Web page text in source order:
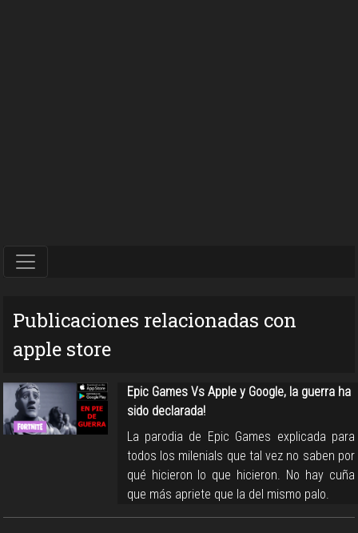
Publicaciones relacionadas con
apple store
Epic Games Vs Apple y Google, la guerra ha
sido declarada!
La parodia de Epic Games explicada para
todos los milenials que tal vez no saben por
qué hicieron lo que hicieron. No hay cuña
que más apriete que la del mismo palo.